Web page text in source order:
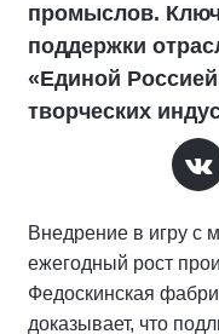
промыслов.
поддержки
«Единой
творческих
Внедрение в игру с
ежегодный рост
Федоскинская
доказывает, что